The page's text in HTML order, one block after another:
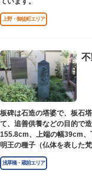
上野・御徒町エリア
板碑は石造の塔婆で、板石
て、追善供養などの目的で
155.8cm、上端の幅39cm
明王の種子（仏体を表した
現存の板碑を代表するものの
浅草橋・蔵前エリア